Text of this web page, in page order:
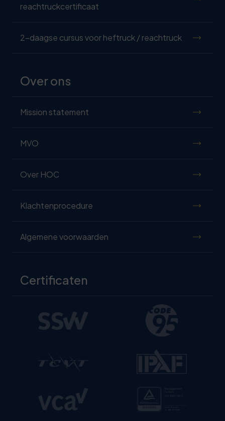
reachtruckcertificaat
2-daagse cursus voor heftruck / reachtruck
Over ons
Mission statement
MVO
Over HOC
Klachtenprocedure
Algemene voorwaarden
Certificaten